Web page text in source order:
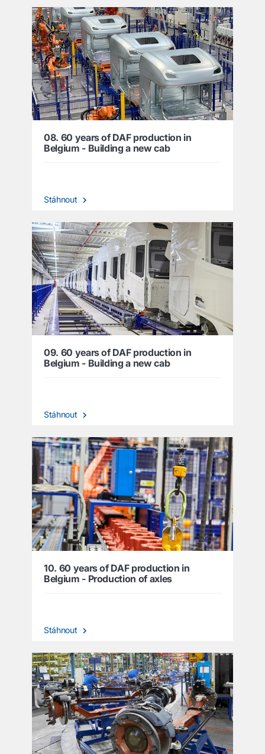
08. 60 years of DAF production in
Belgium - Building a new cab
Stáhnout
09. 60 years of DAF production in
Belgium - Building a new cab
Stáhnout
10. 60 years of DAF production in
Belgium - Production of axles
Stáhnout